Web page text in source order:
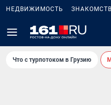
НЕДВИЖИМОСТЬ
Что с турпотоком в Грузию